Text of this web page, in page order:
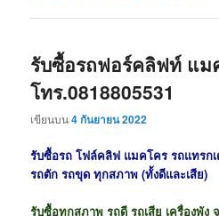
รับซื้อรถฟอร์คลิฟท์ แม
โทร.0818805531
เขียนบน4 กันยายน 2022
รับซื้อรถ โฟล์คลิฟ แมคโคร รถแทรก
รถตัก รถขุด ทุกสภาพ (ทั้งดีและเสีย)
รับซื้อทุกสภาพ รถดี รถเสีย เครื่องพัง